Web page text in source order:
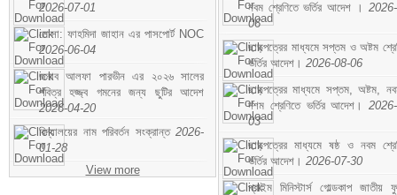
2026-07-01
মোসা: ফাহমিদা জাহান এর পাসপোর্ট NOC
2026-06-04
জনাব আলফা পারভীন এর ২০২৬ সালের
পবিত্র হজ্জ্ব গমনের জন্য ছুটির আদেশ
2026-04-20
বিদ্যালয়ের নাম পরিবর্তন সংক্রান্ত 2026-
01-28
View more
নবম শ্রেণিতে ভর্তির আদেশ ।
06
ছাড়পত্রের মাধ্যমে সপ্তম ও অষ্টম
ভর্তির আদেশ। 2026-08-06
ছাড়পত্রের মাধ্যমে সপ্তম, অষ্টম,
দশম শ্রেণিতে ভর্তির আদেশ।
03
ছাড়পত্রের মাধ্যমে ষষ্ঠ ও নবম
ভর্তির আদেশ। 2026-07-30
প্রাইম মিনিস্টার্স গোল্ডকাপ জাতীয়